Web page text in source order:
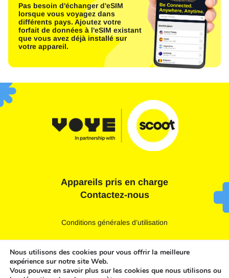
Pas besoin d'échanger d'eSIM
lorsque vous voyagez dans
différents pays. Ajoutez votre
forfait de données à l'eSIM existant
que vous avez déjà installé sur
votre appareil.
Appareils pris en charge
Contactez-nous
Conditions générales d’utilisation
Politique en matière de cookies
Nous utilisons des cookies pour vous offrir la meilleure
expérience sur notre site Web.
Vous pouvez en savoir plus sur les cookies que nous utilisons ou